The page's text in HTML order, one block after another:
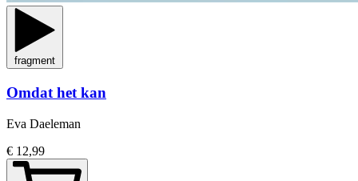
fragment
Omdat het kan
Eva Daeleman
€ 12,99